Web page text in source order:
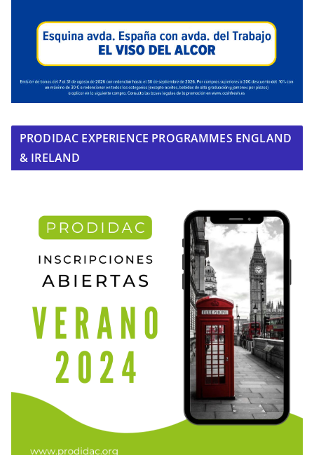
PRODIDAC EXPERIENCE PROGRAMMES ENGLAND
& IRELAND